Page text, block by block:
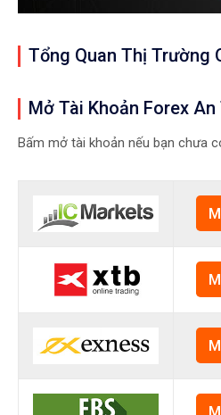
Tổng Quan Thị Trường
Mở Tài Khoản Forex An
Bấm mở tài khoản nếu bạn chưa